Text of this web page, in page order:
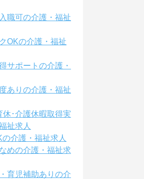
職可の介護・福祉
OKの介護・福祉
サポートの介護・
ありの介護・福祉
休･介護休暇取得実
祉求人
介護・福祉求人
めの介護・福祉求
育児補助ありの介